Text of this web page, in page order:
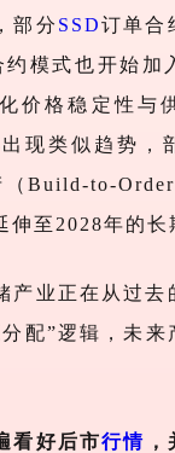
部分 SSD订单合
模式也开始加
价格稳定性与
现类似趋势，
（Build-to-
伸至2028年的长
产业正在从过去
配”逻辑，未来
看好后市行情